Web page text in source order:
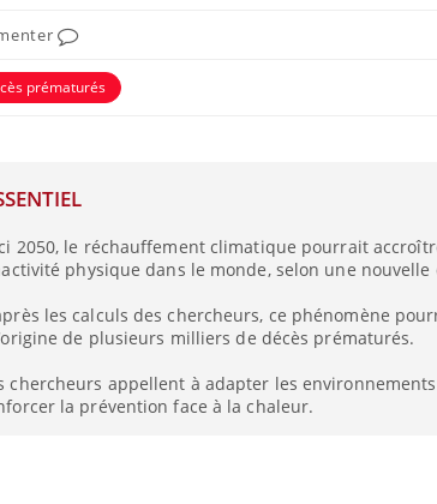
prématurés
2050, le réchauffement climatique pourrait
physique dans le monde, selon une nouvelle
les calculs des chercheurs, ce phénomène
de plusieurs milliers de décès prématurés.
chercheurs appellent à adapter les
la prévention face à la chaleur.
: le mystère de la
expliqué
au gluten : les
Le décalage
sommeil ?
Grossesse :